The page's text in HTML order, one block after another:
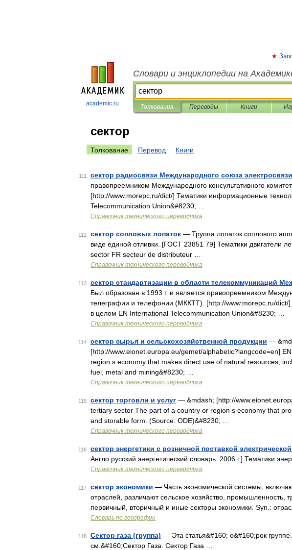
academic.ru
Словари и энциклопедии на
Толкования Переводы Книги
сектор
Толкование Перевод Книги
111 сектор радиосвязи Международного союза электросвязи
правопреемником Международного консультативного
[http://www.morepc.ru/dict/] Тематики информационные
Telecommunication Union&#8230; …
Справочник технического переводчика
112 сектор сопловых лопаток — Труппа лопаток соплового
виде единой отливки. [ГОСТ 23851 79] Тематики двигатели
sector FR secteur de distributeur …
Справочник технического переводчика
113 сектор стандартизации в области телекоммуникаций
Был образован в 1993 г. и является правопреемником
телеграфии и телефонии (МККТТ). [http://www.morepc.ru/dict/
в целом EN International Telecommunication Union&#8230; …
Справочник технического переводчика
114 сектор сырья и сельскохозяйственной продукции —
[http://www.eionet.europa.eu/gemet/alphabetic?langcode=en]
region s economy that makes direct use of natural resources,
fuel, metal and mining&#8230; …
Справочник технического переводчика
115 сектор торговли и услуг — &mdash; [http://
tertiary sector The part of a country or region s economy that
and storable form. (Source: ODE)&#8230; …
Справочник технического переводчика
116 сектор энергетики с розничной поставкой
Англо русский энергетический словарь. 2006 г.] Тематики
Справочник технического переводчика
117 сектор экономики — Часть экономической системы,
отраслей, различают сельское хозяйство, промышленность,
первичный, вторичный и иные секторы экономики. Syn.:
Словарь по географии
118 Сектор газа (группа) — Эта статья&#160; о&#160;рок
см.&#160;Сектор Газа. Сектор Газа …